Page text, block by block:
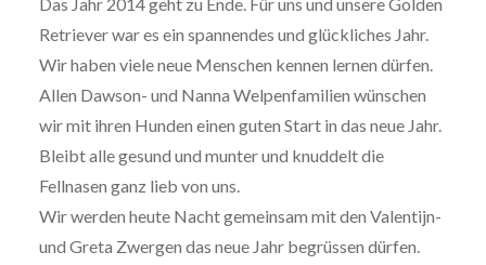
Retriever war es ein spannendes und glückliches Jahr.
Wir haben viele neue Menschen kennen lernen dürfen.
Allen Dawson- und Nanna Welpenfamilien wünschen
wir mit ihren Hunden einen guten Start in das neue Jahr.
Bleibt alle gesund und munter und knuddelt die
Fellnasen ganz lieb von uns.
Wir werden heute Nacht gemeinsam mit den Valentijn-
und Greta Zwergen das neue Jahr begrüssen dürfen.